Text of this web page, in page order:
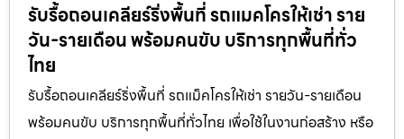
รับรื้อถอนเคลียร์ริ่งพื้นที่ รถแมคโครให้เช่า ราย
วัน-รายเดือน พร้อมคนขับ บริการทุกพื้นที่ทั่ว
ไทย
รับรื้อถอนเคลียร์ริ่งพื้นที่ รถแม็คโครให้เช่า รายวัน-รายเดือน
พร้อมคนขับ บริการทุกพื้นที่ทั่วไทย เพื่อใช้ในงานก่อสร้าง หรือ